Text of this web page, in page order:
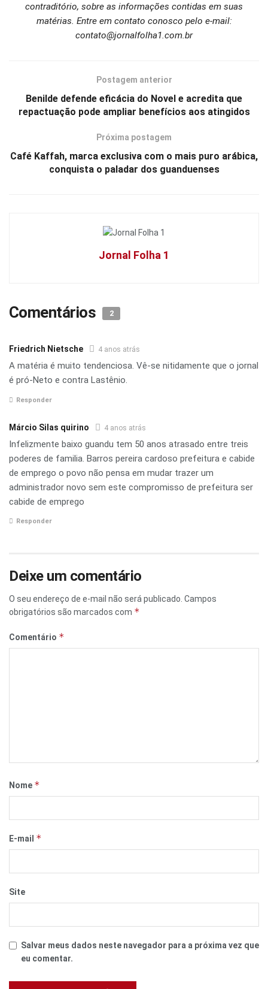
contraditório, sobre as informações contidas em suas
matérias. Entre em contato conosco pelo e-mail:
contato@jornalfolha1.com.br
Postagem anterior
Benilde defende eficácia do Novel e acredita que
repactuação pode ampliar benefícios aos atingidos
Próxima postagem
Café Kaffah, marca exclusiva com o mais puro arábica,
conquista o paladar dos guanduenses
Jornal Folha 1
Comentários 2
Friedrich Nietsche 4 anos atrás
A matéria é muito tendenciosa. Vê-se nitidamente que o jornal
é pró-Neto e contra Lastênio.
Responder
Márcio Silas quirino 4 anos atrás
Infelizmente baixo guandu tem 50 anos atrasado entre treis
poderes de familia. Barros pereira cardoso prefeitura e cabide
de emprego o povo não pensa em mudar trazer um
administrador novo sem este compromisso de prefeitura ser
cabide de emprego
Responder
Deixe um comentário
O seu endereço de e-mail não será publicado. Campos
obrigatórios são marcados com *
Comentário *
Nome *
E-mail *
Site
Salvar meus dados neste navegador para a próxima vez que
eu comentar.